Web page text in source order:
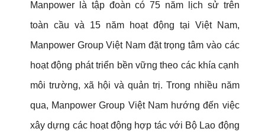
Manpower là tập đoàn có 75 năm lịch sử trên
toàn cầu và 15 năm hoạt động tại Việt Nam,
Manpower Group Việt Nam đặt trọng tâm vào các
hoạt động phát triển bền vững theo các khía cạnh
môi trường, xã hội và quản trị. Trong nhiều năm
qua, Manpower Group Việt Nam hướng đến việc
xây dựng các hoạt động hợp tác với Bộ Lao động